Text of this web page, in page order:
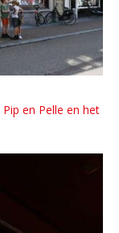
Pip en Pelle en het